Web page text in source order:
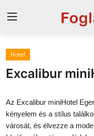
Magyarország
Szállások a Balatonon
Horvátország
Hotel
Excalibur
Az Excalibur miniHotel
kényelem és a stílus
városát, és élvezze a